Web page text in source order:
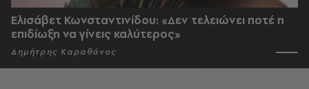
Ελισάβετ Κωνσταντινίδου: «Δεν τελειώνει ποτέ η
επιδίωξη να γίνεις καλύτερος»
Δημήτρης Καραθάνος